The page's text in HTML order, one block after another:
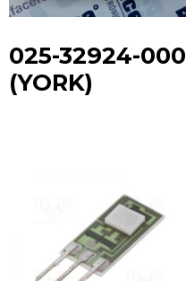
025-32924-000
(YORK)